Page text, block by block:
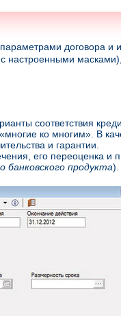
договора и
с настроенными
соответствия
ко многим». В
и гарантии.
его переоценка и
продукта).